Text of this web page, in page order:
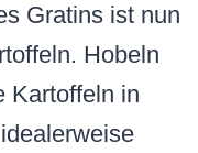
Gratins ist nun
Hobeln
Kartoffeln in